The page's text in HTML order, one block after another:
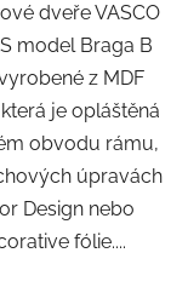
dveře VASCO
model Braga B
z MDF
je opláštěná
obvodu rámu,
úpravách
Design nebo
fólie....